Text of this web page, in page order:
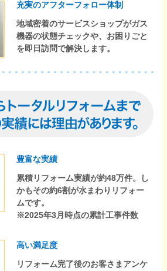
充実のアフターフォロー体制
地域密着のサービスショップがガス
機器の状態チェックや、お困りごと
を即日訪問で解決します。
豊富な実績
累積リフォーム実績が約48万件。し
かもその約6割が水まわりリフォー
ムです。
※2025年3月時点の累計工事件数
高い満足度
リフォーム完了後のお客さまアンケ